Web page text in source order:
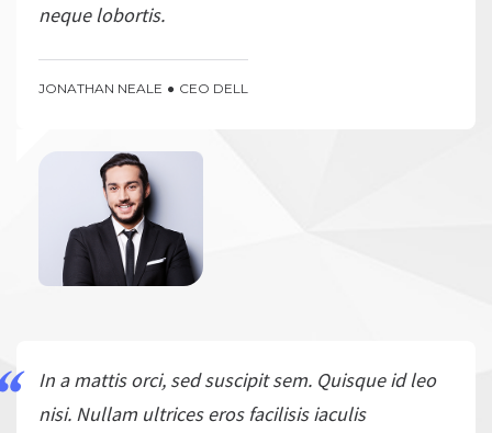
neque lobortis.
JONATHAN NEALE CEO DELL
In a mattis orci, sed suscipit sem. Quisque id leo
nisi. Nullam ultrices eros facilisis iaculis